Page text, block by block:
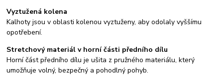
Vyztužená kolena
Kalhoty jsou v oblasti kolenou vyztuženy, aby odolaly vyššímu
opotřebení.
Stretchový materiál v horní části předního dílu
Horní část předního dílu je ušita z pružného materiálu, který
umožňuje volný, bezpečný a pohodlný pohyb.